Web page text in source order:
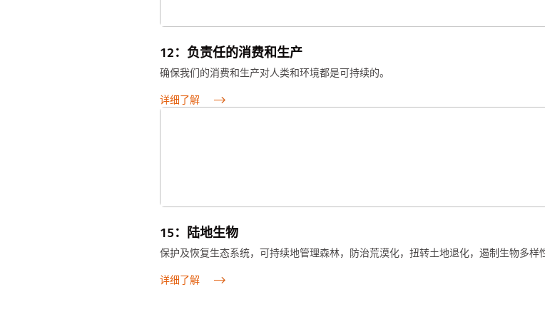
12：负责任的消费和生产
确保我们的消费和生产对人类和环境都是可持续的。
详细了解
15：陆地生物
保护及恢复生态系统，可持续地管理森林，防治荒漠化，扭转土地退化，遏制生物多样
详细了解